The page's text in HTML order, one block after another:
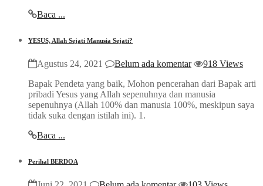
Baca ...
YESUS, Allah Sejati Manusia Sejati?
Agustus 24, 2021 Belum ada komentar
918 Views
Bapak Pendeta yang baik, Mohon pencerahan dari Bapak arti
pribadi Yesus yang Allah sepenuhnya dan manusia
sepenuhnya (Allah 100% dan manusia 100%, meskipun saya
tidak suka dengan istilah ini). 1.
Baca ...
Perihal BERDOA